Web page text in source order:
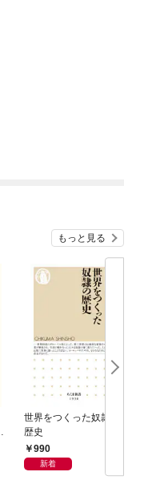
もっと見る
世界をつくった奴隷の
歴史
990
新着